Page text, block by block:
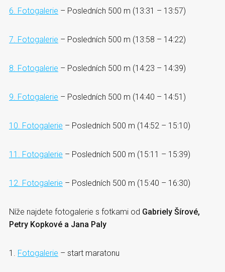
6. Fotogalerie – Posledních 500 m (13:31 – 13:57)
7. Fotogalerie – Posledních 500 m (13:58 – 14:22)
8. Fotogalerie – Posledních 500 m (14:23 – 14:39)
9. Fotogalerie – Posledních 500 m (14:40 – 14:51)
10. Fotogalerie – Posledních 500 m (14:52 – 15:10)
11. Fotogalerie – Posledních 500 m (15:11 – 15:39)
12. Fotogalerie – Posledních 500 m (15:40 – 16:30)
Níže najdete fotogalerie s fotkami od Gabriely Šírové,
Petry Kopkové a Jana Paly
1. Fotogalerie – start maratonu